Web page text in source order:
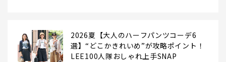
2026夏【大人のハーフパンツコーデ6
選】“どこかきれいめ”が攻略ポイント！
LEE100人隊おしゃれ上手SNAP